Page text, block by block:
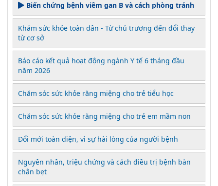
Biến chứng bệnh viêm gan B và cách phòng tránh
Khám sức khỏe toàn dân - Từ chủ trương đến đổi thay
từ cơ sở
Báo cáo kết quả hoạt động ngành Y tế 6 tháng đầu
năm 2026
Chăm sóc sức khỏe răng miệng cho trẻ tiểu học
Chăm sóc sức khỏe răng miệng cho trẻ em mầm non
Đổi mới toàn diện, vì sự hài lòng của người bệnh
Nguyên nhân, triệu chứng và cách điều trị bệnh bàn
chân bẹt